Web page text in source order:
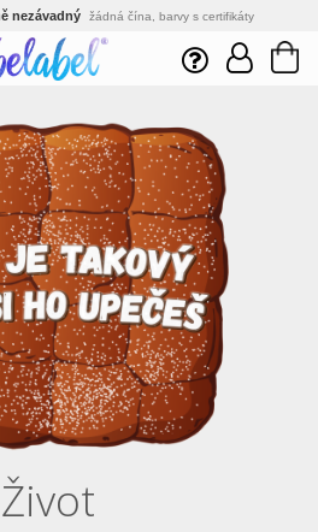
nezávadný žádná čína, barvy s certifikáty
vlastní vývoj, nejnovější technologie
expedujeme do 24h
jsme přímý výrobce, žádný zprostředkovatel
od roku 2010 tisíce spokojených zákazníků
Život